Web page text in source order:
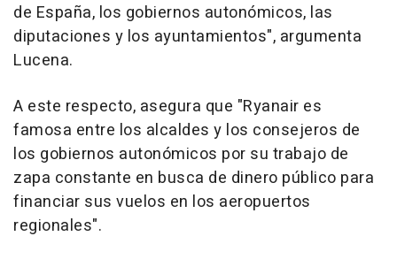
de España, los gobiernos autonómicos, las
diputaciones y los ayuntamientos", argumenta
Lucena.
A este respecto, asegura que "Ryanair es
famosa entre los alcaldes y los consejeros de
los gobiernos autonómicos por su trabajo de
zapa constante en busca de dinero público para
financiar sus vuelos en los aeropuertos
regionales".